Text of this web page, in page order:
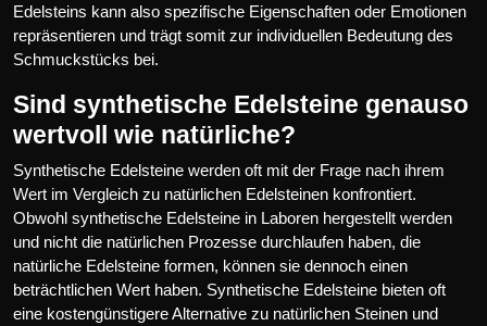
Edelsteins kann also spezifische Eigenschaften oder Emotionen
repräsentieren und trägt somit zur individuellen Bedeutung des
Schmuckstücks bei.
Sind synthetische Edelsteine genauso
wertvoll wie natürliche?
Synthetische Edelsteine werden oft mit der Frage nach ihrem
Wert im Vergleich zu natürlichen Edelsteinen konfrontiert.
Obwohl synthetische Edelsteine in Laboren hergestellt werden
und nicht die natürlichen Prozesse durchlaufen haben, die
natürliche Edelsteine formen, können sie dennoch einen
beträchtlichen Wert haben. Synthetische Edelsteine bieten oft
eine kostengünstigere Alternative zu natürlichen Steinen und